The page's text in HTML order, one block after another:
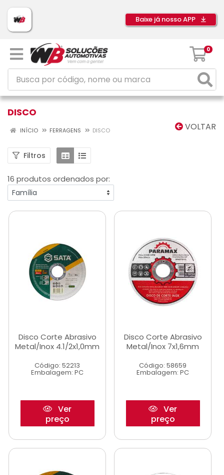
Baixe já nosso APP
0
DISCO
VOLTAR
INÍCIO FERRAGENS DISCO
Filtros
16 produtos ordenados por:
Disco Corte Abrasivo
Metal/Inox 4.1/2x1,0mm
Código: 52213
Embalagem: PC
Ver
preço
Disco Corte Abrasivo
Metal/Inox 7x1,6mm
Código: 58659
Embalagem: PC
Ver
preço